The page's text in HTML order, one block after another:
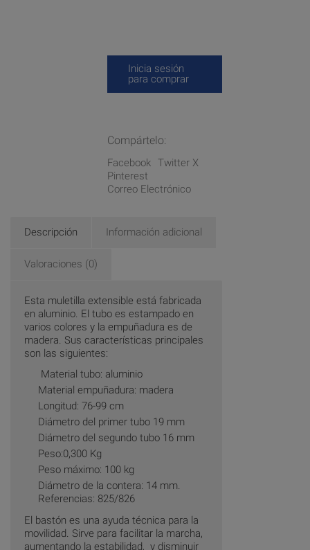
Inicia sesión
para comprar
Compártelo:
Facebook Twitter X
Pinterest
Correo Electrónico
Descripción Información adicional
Valoraciones (0)
Esta muletilla extensible está fabricada
en aluminio. El tubo es estampado en
varios colores y la empuñadura es de
madera. Sus características principales
son las siguientes:
Material tubo: aluminio
Material empuñadura: madera
Longitud: 76-99 cm
Diámetro del primer tubo 19 mm
Diámetro del segundo tubo 16 mm
Peso:0,300 Kg
Peso máximo: 100 kg
Diámetro de la contera: 14 mm.
Referencias: 825/826
El bastón es una ayuda técnica para la
movilidad. Sirve para facilitar la marcha,
aumentando la estabilidad, y disminuir